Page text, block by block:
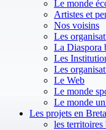
Le monde
Artistes et
Nos voisins
Les
La Diaspora
Les
Les
Le Web
Le monde
Le monde
Les projets en
les territoires